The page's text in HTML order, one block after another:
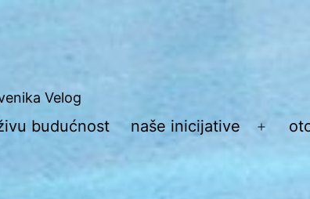
Velog
budućnost naše inicijative
Otvori